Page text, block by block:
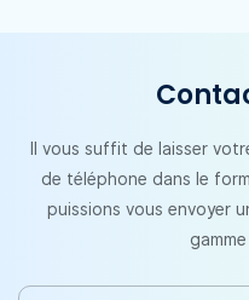
Il vous suffit de laisser
de téléphone dans le
puissions vous envoyer